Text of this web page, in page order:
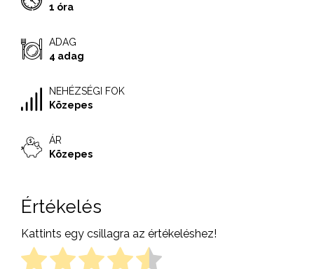
1 óra
ADAG
4 adag
NEHÉZSÉGI FOK
Közepes
ÁR
Közepes
Értékelés
Kattints egy csillagra az értékeléshez!